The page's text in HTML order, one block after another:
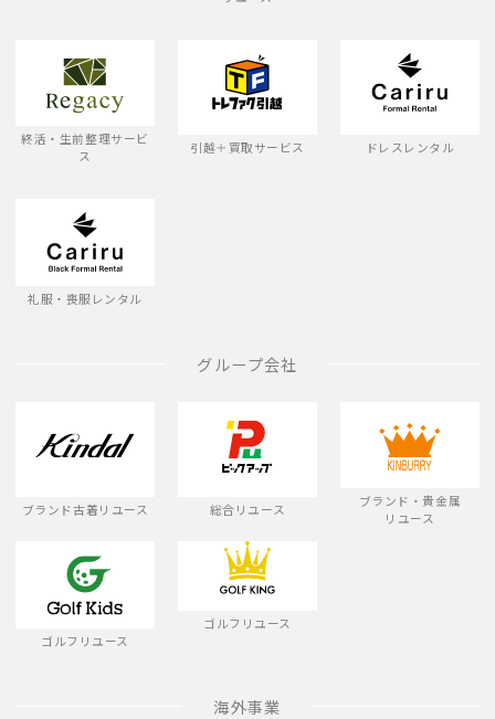
終活・生前整理サービ
ス
引越＋買取サービス ドレスレンタル
礼服・喪服レンタル
グループ会社
ブランド古着リユース 総合リユース
ブランド・貴金属
リユース
ゴルフリユース
ゴルフリユース
海外事業